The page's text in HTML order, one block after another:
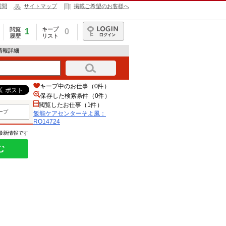
問 サイトマップ 掲載ご希望のお客様へ
閲覧
履歴
1
キープ
リスト
0
ログイン
報詳細
プ
新情報です
キープ中のお仕事（0件）
保存した検索条件（0件）
閲覧したお仕事（1件）
飯能ケアセンターそよ風：
RO14724